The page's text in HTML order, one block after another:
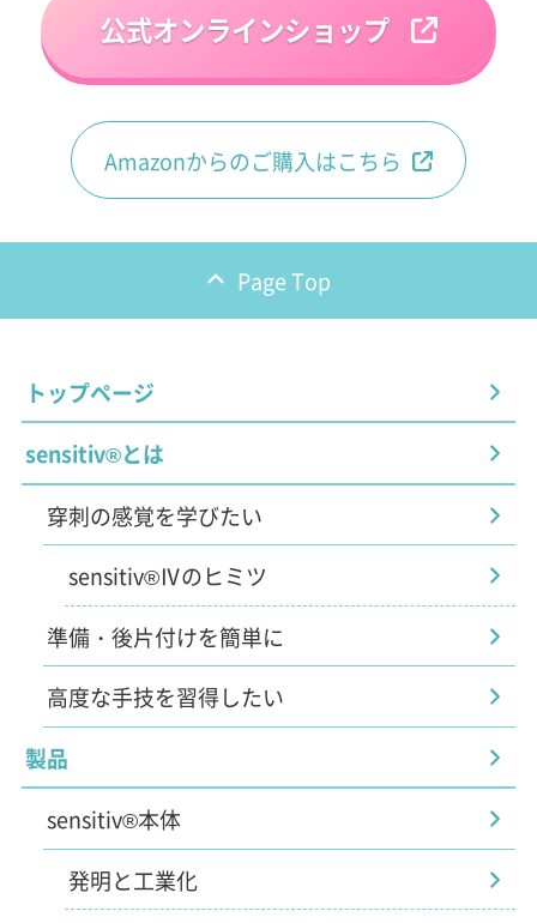
公式オンラインショップ
Amazonからのご購入はこちら
Page Top
トップページ
sensitiv®とは
穿刺の感覚を学びたい
sensitiv®Ⅳのヒミツ
準備・後片付けを簡単に
高度な手技を習得したい
製品
sensitiv®本体
発明と工業化